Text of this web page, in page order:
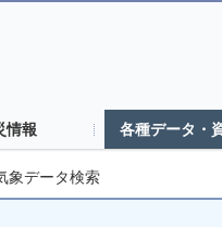
情報 各種データ・
象データ検索